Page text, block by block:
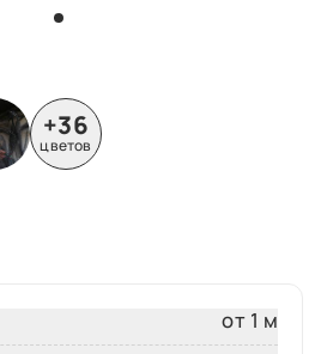
+36
цветов
от 1 м